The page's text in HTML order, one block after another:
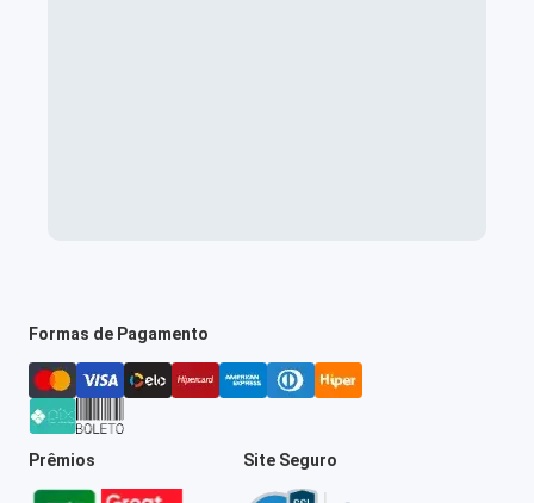
Formas de Pagamento
Prêmios Site Seguro